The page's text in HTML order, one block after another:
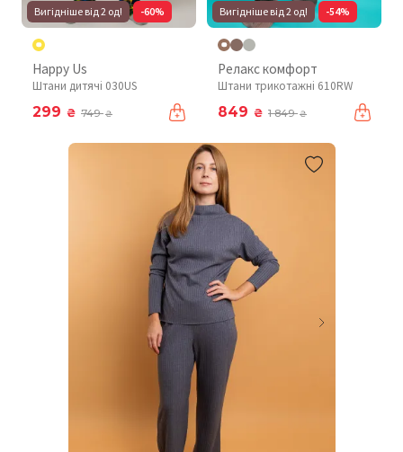
Вигідніше від 2 од! -60%
Happy Us
Штани дитячі 030US
299 ₴ 749₴
Вигідніше від 2 од! -54%
Релакс комфорт
Штани трикотажні 610RW
849 ₴ 1 849₴